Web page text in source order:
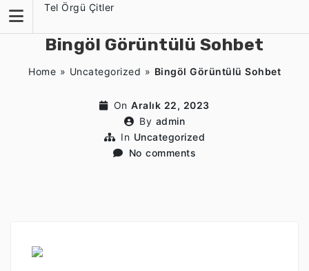
content
Tel Örgü Çitler
Bingöl Görüntülü Sohbet
Home » Uncategorized » Bingöl Görüntülü Sohbet
On Aralık 22, 2023
By admin
In Uncategorized
No comments